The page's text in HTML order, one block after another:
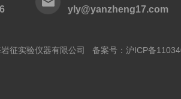
yly@yanzheng17.com
征实验仪器有限公司 备案号： 沪ICP备